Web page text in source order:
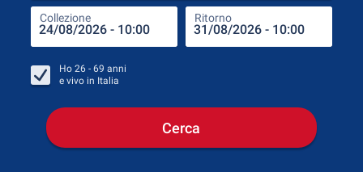
Collezione Ritorno
Ho 26 - 69 anni
e vivo in Italia
Cerca